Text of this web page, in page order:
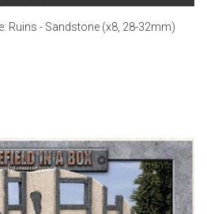
Ruins - Sandstone (x8, 28-32mm)